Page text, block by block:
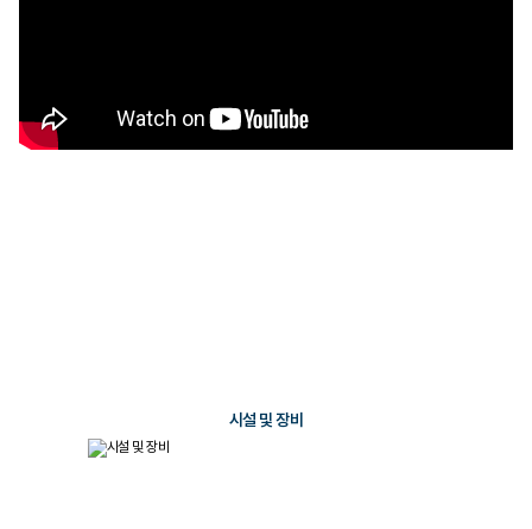
시설 및 장비